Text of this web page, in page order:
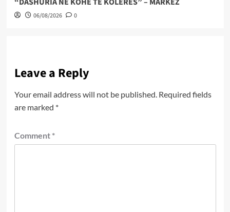
“DASHURIA NË KOHË TË KOLERËS” – MARKEZ
06/08/2026 0
Leave a Reply
Your email address will not be published. Required fields
are marked *
Comment *